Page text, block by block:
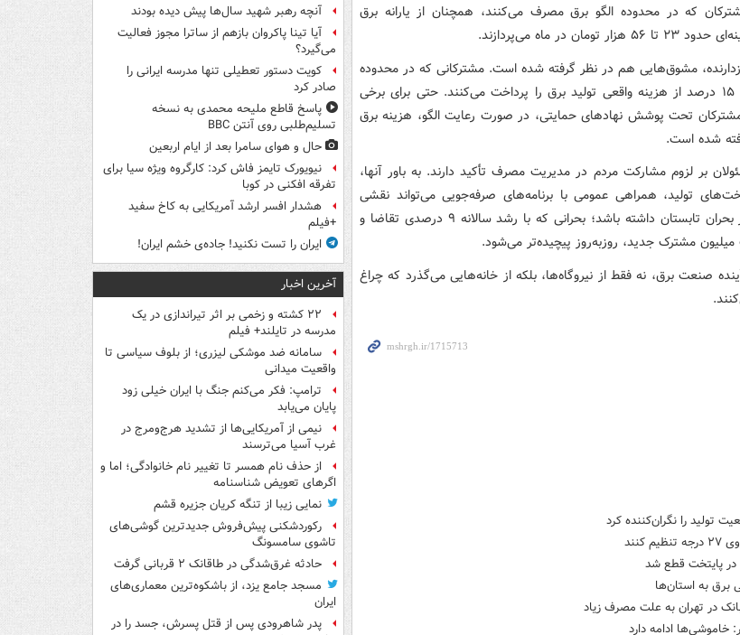
درصد مشترکان که در محدوده الگو برق مصرف می‌کنند، همچنان از یارانه برق
در ماه می‌پردازند.
مشوق‌هایی هم در نظر گرفته شده است. مشترکانی که در محدوده
الگو مصرف کنند، تنها ۱۵ درصد از هزینه واقعی تولید برق را پرداخت می‌کنند. حتی برای برخی
تحت پوشش نهادهای حمایتی، در صورت رعایت الگو، هزینه برق
شده است.
بر لزوم مشارکت مردم در مدیریت مصرف تأکید دارند. به باور آنها،
تولید، همراهی عمومی با برنامه‌های صرفه‌جویی می‌تواند نقشی
تعیین‌کننده در عبور از بحران تابستان داشته باشد؛ بحرانی که با رشد سالانه ۹ درصدی تقاضا و
مشترک جدید، روزبه‌روز پیچیده‌تر می‌شود.
صنعت برق، نه فقط از نیروگاه‌ها، بلکه از خانه‌هایی می‌گذرد که چراغ
تولید را نگران‌کننده کرد
برق به استان‌ها
خاموشی‌ها ادامه دارد
آنچه رهبر شهید سال‌ها پیش دیده بودند
آیا تینا پاکروان بازهم از ساترا مجوز فعالیت
می‌گیرد؟
کویت دستور تعطیلی تنها مدرسه ایرانی را
صادر کرد
پاسخ قاطع ملیحه محمدی به نسخه
تسلیم‌طلبی روی آنتن BBC
حال و هوای سامرا بعد از ایام اربعین
نیویورک تایمز فاش کرد: کارگروه ویژه سیا برای
تفرقه افکنی در کوبا
هشدار افسر ارشد آمریکایی به کاخ سفید
+فیلم
ایران را تست نکنید! جاده‌ی خشم ایران!
آخرین اخبار
۲۲ کشته و زخمی بر اثر تیراندازی در یک
مدرسه در تایلند+ فیلم
سامانه ضد موشکی لیزری؛ از بلوف سیاسی تا
واقعیت میدانی
ترامپ: فکر می‌کنم جنگ با ایران خیلی زود
پایان می‌یابد
نیمی از آمریکایی‌ها از تشدید هرج‌ومرج در
غرب آسیا می‌ترسند
از حذف نام همسر تا تغییر نام خانوادگی؛ اما و
اگرهای تعویض شناسنامه
نمایی زیبا از تنگه کریان جزیره قشم
رکوردشکنی پیش‌فروش جدیدترین گوشی‌های
تاشوی سامسونگ
حادثه غرق‌شدگی در طاقانک ۲ قربانی گرفت
مسجد جامع یزد، از باشکوه‌ترین معماری‌های
ایران
پدر شاهرودی پس از قتل پسرش، جسد را در